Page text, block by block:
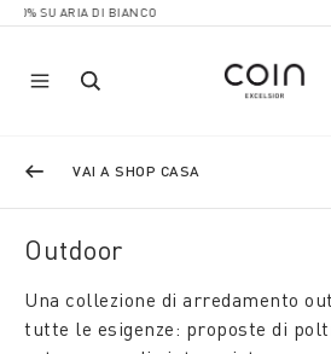
DI BIANCO
VAI A SHOP CASA
Outdoor
Una collezione di arredamento
tutte le esigenze: proposte di